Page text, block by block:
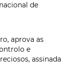
de
aprova as
e
assinada